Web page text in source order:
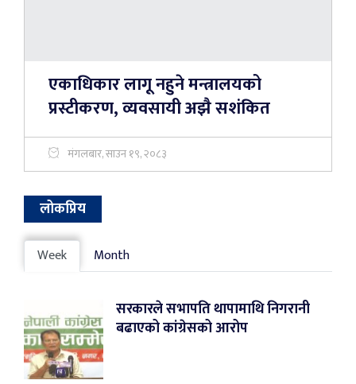
एकाधिकार लागू नहुने मन्त्रालयको
प्रस्टीकरण, व्यवसायी अझै सशंकित
मंगलबार, साउन १९, २०८३
लोकप्रिय
Week Month
सरकारले सभापति थापामाथि निगरानी
बढाएको कांग्रेसको आरोप